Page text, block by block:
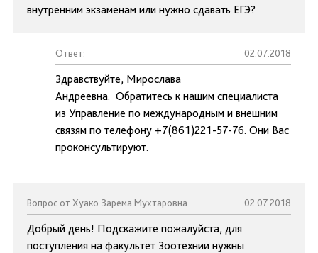
внутренним экзаменам или нужно сдавать ЕГЭ?
Ответ: 02.07.2018
Здравствуйте, Мирослава
Андреевна. Обратитесь к нашим специалиста
из Управление по международным и внешним
связям по телефону +7(861)221-57-76. Они Вас
проконсультируют.
Вопрос от Хуако Зарема Мухтаровна 02.07.2018
Добрый день! Подскажите пожалуйста, для
поступления на факультет Зоотехнии нужны